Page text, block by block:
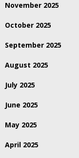
November 2025
October 2025
September 2025
August 2025
July 2025
June 2025
May 2025
April 2025